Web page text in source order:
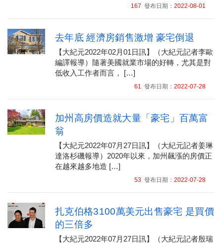
167 發布日期： 2022-08-01
去年底 經濟房銷售激增 豪宅倒退
【大紀元2022年02月01日訊】（大紀元記者李歐
編譯報導）隨著美國就業市場的好轉，尤其是對
低收入工作者而言， […]
61 發布日期： 2022-07-28
加州高房價造就大量「豪宅」百萬富
翁
【大紀元2022年07月27日訊】（大紀元記者姜琳
達洛杉磯報導）2020年以來，加州飆漲的房價正
在越來越多地造 […]
53發布日期： 2022-07-28
扎克伯格3100萬美元出售豪宅 是買價
的三倍多
【大紀元2022年07月27日訊】（大紀元記者殷瑞